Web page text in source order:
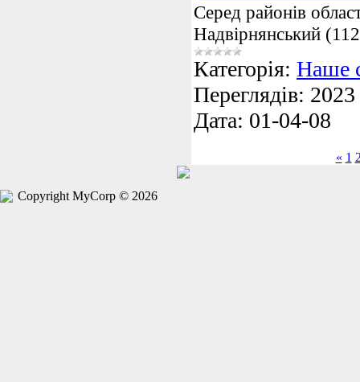
Серед районів
Надвірнянський
Категорія: Наше
Переглядів: 2023
Дата: 01-04-08
« 1
Copyright MyCorp © 2026